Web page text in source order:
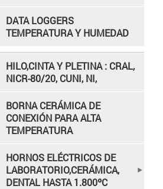
DATA LOGGERS
TEMPERATURA Y HUMEDAD
HILO,CINTA Y PLETINA : CRAL,
NICR-80/20, CUNI, NI,
BORNA CERÁMICA DE
CONEXIÓN PARA ALTA
TEMPERATURA
HORNOS ELÉCTRICOS DE
LABORATORIO,CERÁMICA,
DENTAL HASTA 1.800ºC